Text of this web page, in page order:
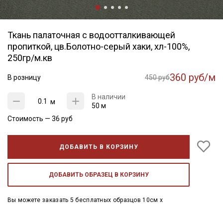
Ткань палаточная с водоотталкивающей
пропиткой, цв.Болотно-серый хаки, хл-100%,
250гр/м.кв
В розницу 450 руб360 руб/м
м
В наличии
50 м
Стоимость — 36 руб
ДОБАВИТЬ В КОРЗИНУ
ДОБАВИТЬ ОБРАЗЕЦ В КОРЗИНУ
Вы можете заказать 5 бесплатных образцов 10см x